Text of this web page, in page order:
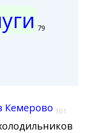
79
Кемерово 101